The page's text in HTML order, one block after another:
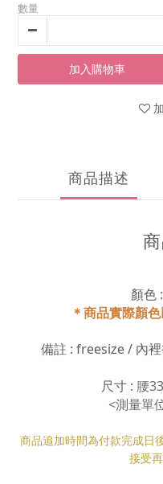
數量
加入購物車
商品描述
顏色
＊商品實際顏
備註 : freesize / 內
尺寸 : 腰
<測量單
商品追加時間為付款完成日
接受